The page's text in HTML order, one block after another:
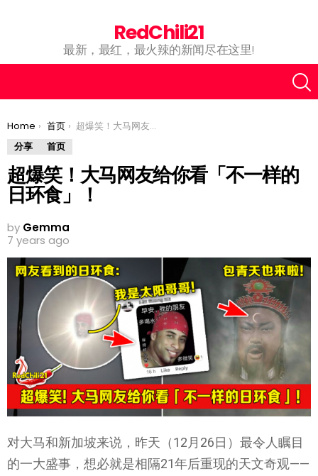
RedChili21
最新，最红，最火辣的新闻尽在这里!
You are here:
Home 首页
超爆笑！大马网友给你看「不一样的日环食」！
分享
首页
超爆笑！大马网友给你看「不一样的
日环食」！
by Gemma
7 years ago
对大马和新加坡来说，昨天（12月26日）最令人瞩目
的一大盛事，想必就是相隔21年后重现的天文奇观——